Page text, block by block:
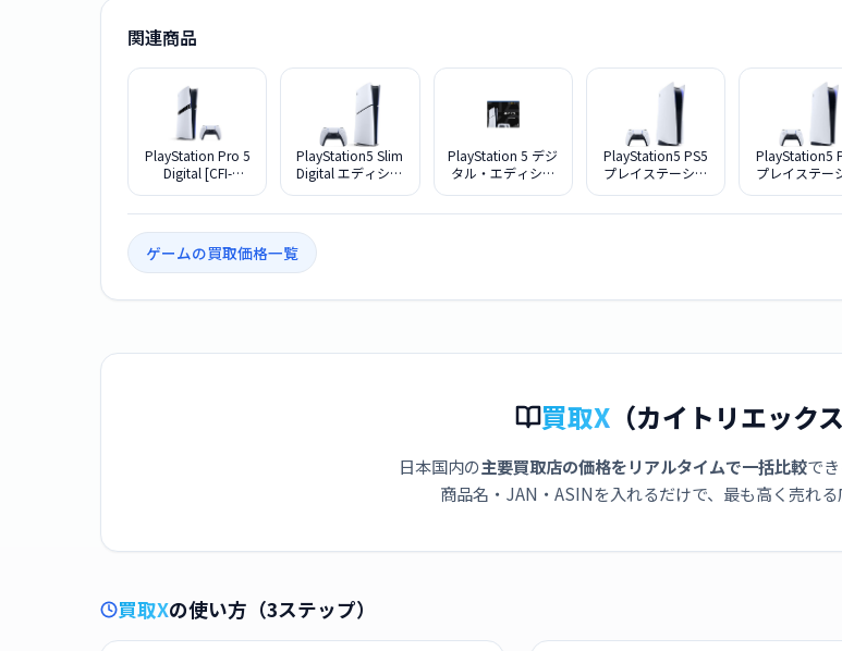
関連商品
PlayStation Pro 5
Digital [CFI-
PlayStation5 Slim
Digital エディショ
PlayStation 5 デジ
タル・エディショ
PlayStation5 PS5
プレイステーショ
PlayStation5
プレイステー
ゲームの買取価格一覧
買取X （カイトリエック
日本国内の主要買取店の価格をリアルタイムで一括比較で
商品名・JAN・ASINを入れるだけで、最も高く売れる
買取Xの使い方（3ステップ）